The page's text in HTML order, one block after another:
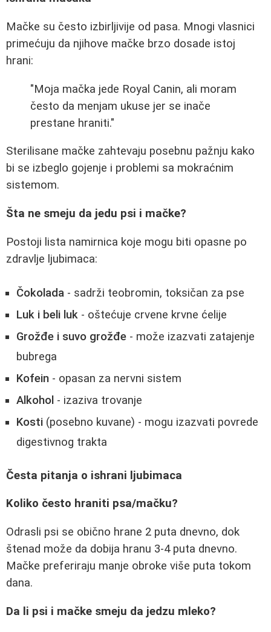
Mačke su često izbirljivije od pasa. Mnogi vlasnici
primećuju da njihove mačke brzo dosade istoj
hrani:
"Moja mačka jede Royal Canin, ali moram
često da menjam ukuse jer se inače
prestane hraniti."
Sterilisane mačke zahtevaju posebnu pažnju kako
bi se izbeglo gojenje i problemi sa mokraćnim
sistemom.
Šta ne smeju da jedu psi i mačke?
Postoji lista namirnica koje mogu biti opasne po
zdravlje ljubimaca:
Čokolada - sadrži teobromin, toksičan za pse
Luk i beli luk - oštećuje crvene krvne ćelije
Grožđe i suvo grožđe - može izazvati zatajenje
bubrega
Kofein - opasan za nervni sistem
Alkohol - izaziva trovanje
Kosti (posebno kuvane) - mogu izazvati povrede
digestivnog trakta
Česta pitanja o ishrani ljubimaca
Koliko često hraniti psa/mačku?
Odrasli psi se obično hrane 2 puta dnevno, dok
štenad može da dobija hranu 3-4 puta dnevno.
Mačke preferiraju manje obroke više puta tokom
dana.
Da li psi i mačke smeju da jedzu mleko?